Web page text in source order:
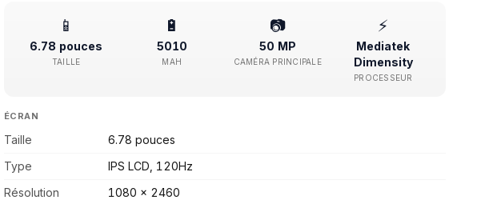
📱
6.78 pouces
TAILLE
🔋
5010
MAH
📷
50 MP
CAMÉRA PRINCIPALE
⚡
Mediatek
Dimensity
PROCESSEUR
ÉCRAN
Taille
6.78 pouces
Type
IPS LCD, 120Hz
Résolution
1080 x 2460